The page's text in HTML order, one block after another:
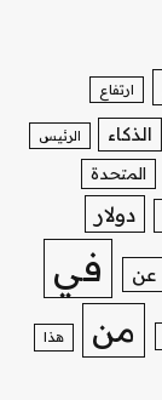
ارتفاع
الذكاء الرئيس
المتحدة
دولار
عن في
من هذا